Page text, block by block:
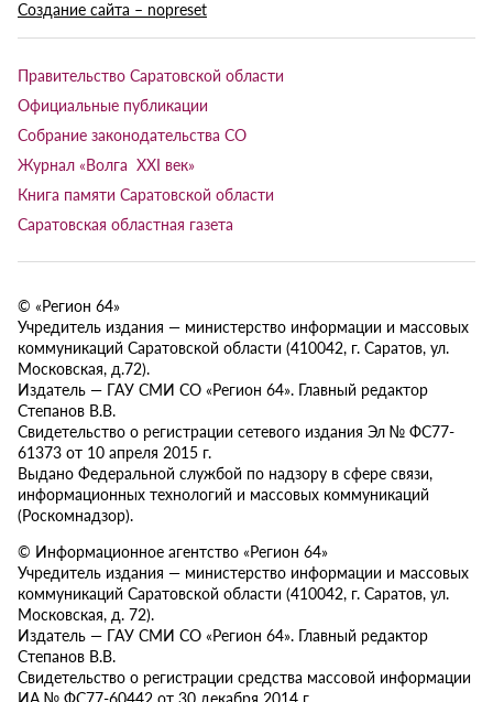
Создание сайта – nopreset
Правительство Саратовской области
Официальные публикации
Собрание законодательства СО
Журнал «Волга XXI век»
Книга памяти Саратовской области
Саратовская областная газета
© «Регион 64»
Учредитель издания — министерство информации и массовых
коммуникаций Саратовской области (410042, г. Саратов, ул.
Московская, д.72).
Издатель — ГАУ СМИ СО «Регион 64». Главный редактор
Степанов В.В.
Свидетельство о регистрации сетевого издания Эл № ФС77-
61373 от 10 апреля 2015 г.
Выдано Федеральной службой по надзору в сфере связи,
информационных технологий и массовых коммуникаций
(Роскомнадзор).
© Информационное агентство «Регион 64»
Учредитель издания — министерство информации и массовых
коммуникаций Саратовской области (410042, г. Саратов, ул.
Московская, д. 72).
Издатель — ГАУ СМИ СО «Регион 64». Главный редактор
Степанов В.В.
Свидетельство о регистрации средства массовой информации
ИА № ФС77-60442 от 30 декабря 2014 г.